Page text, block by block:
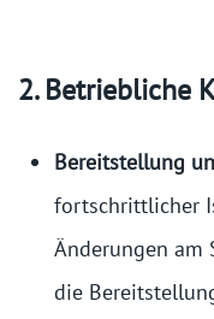
2. Betriebliche
Bereitstellung
fortschrittlicher
Änderungen am
die